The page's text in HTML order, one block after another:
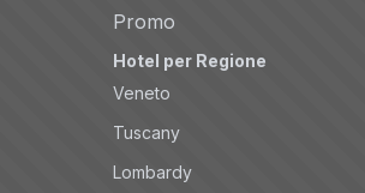
Promo
Hotel per Regione
Veneto
Tuscany
Lombardy